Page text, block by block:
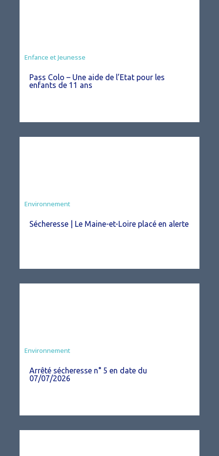
Animation
Enfance et Jeunesse
Pass Colo – Une aide de l’Etat pour les
enfants de 11 ans
Environnement
Sécheresse | Le Maine-et-Loire placé en alerte
Agriculture
Environnement
Arrêté sécheresse n° 5 en date du
07/07/2026